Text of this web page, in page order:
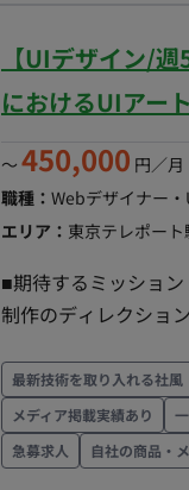
ついて議論 ◎効果分析とフォローアップ ・カスタマーサクセスチームと協力し、クライアントへ
のサービス導入後の
パートナー企業との
開拓・関係構築・
連絡を行い、案件の
解決策を模索・提示 ■役割 ・法人営業および、広告事業を拡大するための販売チャネル強化・外部
パートナーとの提携
材の企画・検討・実現 ■組織体制】※今後の想定される体制 営業担当：5-6名 営業アシスタ
2～3名 カスタマーサクセス：1-2名 ■使用ツール コミュ
働き方 ・開始日：最
【UIデザイン/
におけるUIアー
〜 450,000 円／月
職種： Webデザイナー
エリア： 東京テレポート
■期待するミッショ
制作のディレクショ
ただくポジションで
ザイン、アイコン制
程：実装・テスト 【
ィブの品質管理 ・ア
最新技術を取り入れる社風
メディア掲載実績あり
急募求人
自社の商品・